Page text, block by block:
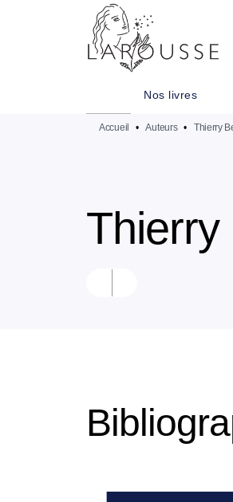
MENU
Nos livres
Accueil • Auteurs • Thierry
Thierry